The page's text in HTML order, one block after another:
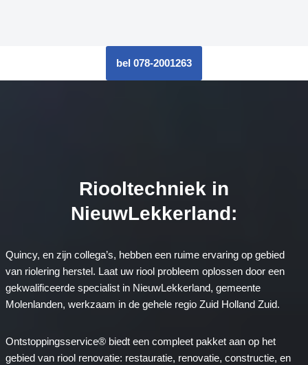
bel 078-2001263
Riooltechniek in
NieuwLekkerland:
Quincy, en zijn collega’s, hebben een ruime ervaring op gebied
van riolering herstel. Laat uw riool probleem oplossen door een
gekwalificeerde specialist in NieuwLekkerland, gemeente
Molenlanden, werkzaam in de gehele regio Zuid Holland Zuid.
Ontstoppingsservice® biedt een compleet pakket aan op het
gebied van riool renovatie: restauratie, renovatie, constructie, en